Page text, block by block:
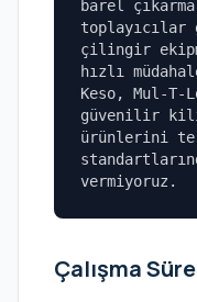
barel
toplayıcılar
çilingir
hızlı
Keso, Mul-T-
güvenilir
ürünlerini
vermiyoruz.
Çalışma